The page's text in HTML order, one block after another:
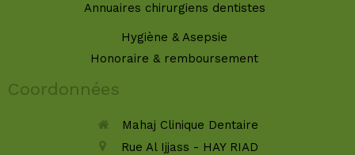
Annuaires chirurgiens dentistes
Hygiène & Asepsie
Honoraire & remboursement
Coordonnées
Mahaj Clinique Dentaire
Rue Al Ijjass - HAY RIAD